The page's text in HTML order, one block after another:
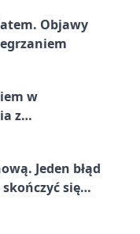
Objawy
w
z
Jeden błąd
się